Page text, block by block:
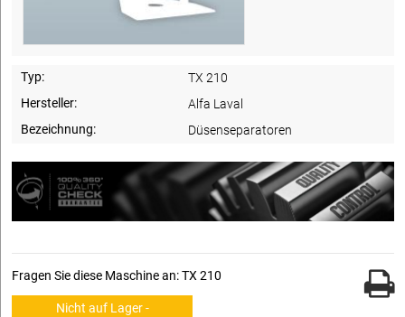
Typ:
TX 210
Hersteller:
Alfa Laval
Bezeichnung:
Düsenseparatoren
Fragen Sie diese Maschine an: TX 210
Nicht auf Lager -